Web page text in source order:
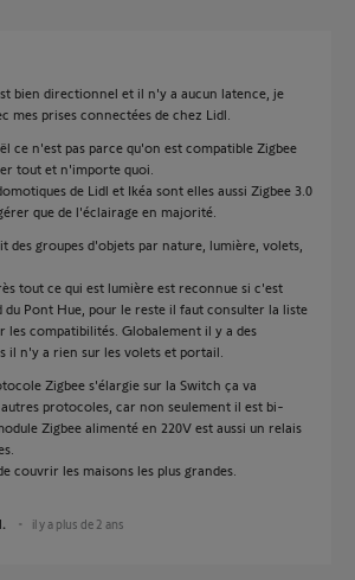
bien directionnel et il n'y a aucun latence, je
mes prises connectées de chez Lidl.
ce n'est pas parce qu'on est compatible Zigbee
tout et n'importe quoi.
de Lidl et Ikéa sont elles aussi Zigbee 3.0
que de l'éclairage en majorité.
des groupes d'objets par nature, lumière, volets,
tout ce qui est lumière est reconnue si c'est
Pont Hue, pour le reste il faut consulter la liste
les compatibilités. Globalement il y a des
il n'y a rien sur les volets et portail.
Zigbee s'élargie sur la Switch ça va
protocoles, car non seulement il est bi-
Zigbee alimenté en 220V est aussi un relais
couvrir les maisons les plus grandes.
il y a plus de 2 ans